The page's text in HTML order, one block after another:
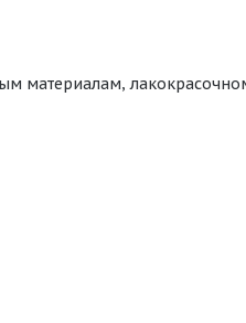
материалам,